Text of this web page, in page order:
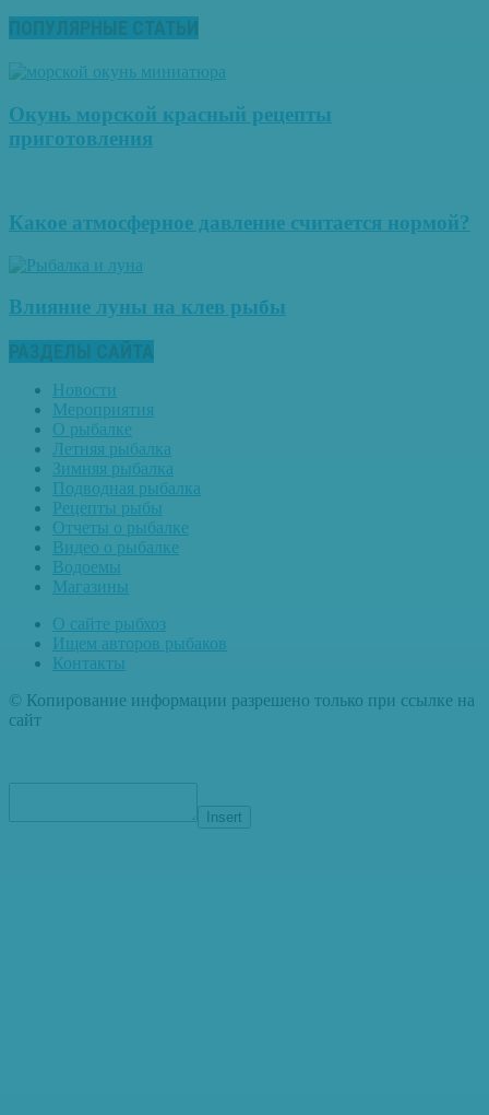
ПОПУЛЯРНЫЕ СТАТЬИ
Окунь морской красный рецепты
приготовления
Какое атмосферное давление считается нормой?
Влияние луны на клев рыбы
РАЗДЕЛЫ САЙТА
Новости
Мероприятия
О рыбалке
Летняя рыбалка
Зимняя рыбалка
Подводная рыбалка
Рецепты рыбы
Отчеты о рыбалке
Видео о рыбалке
Водоемы
Магазины
О сайте рыбхоз
Ищем авторов рыбаков
Контакты
© Копирование информации разрешено только при ссылке на
сайт
Insert